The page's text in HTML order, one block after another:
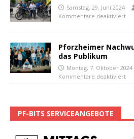
Samstag, 29. Juni 2024
Kommentare deaktiviert
Pforzheimer
das Publikum
Montag, 7. Oktober 2024
Kommentare deaktiviert
PF-BITS SERVICEANGEBOTE